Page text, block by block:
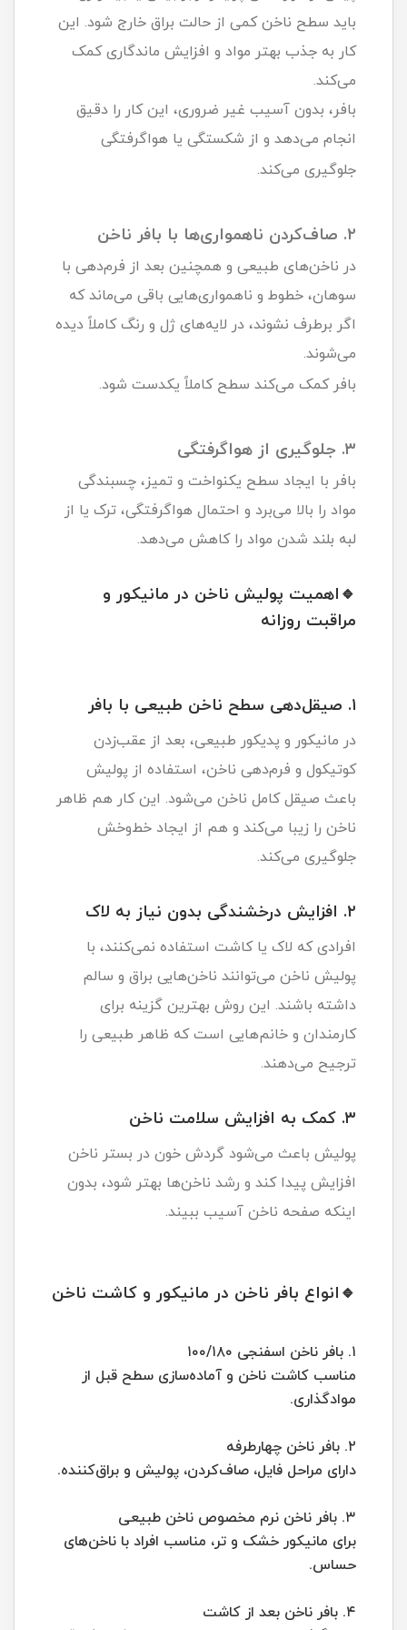
باید سطح ناخن کمی از حالت براق خارج شود. این
کار به جذب بهتر مواد و افزایش ماندگاری کمک
می‌کند.
بافر، بدون آسیب غیر ضروری، این کار را دقیق
انجام می‌دهد و از شکستگی یا هواگرفتگی
جلوگیری می‌کند.
۲. صاف‌کردن ناهمواری‌ها با بافر ناخن
در ناخن‌های طبیعی و همچنین بعد از فرم‌دهی با
سوهان، خطوط و ناهمواری‌هایی باقی می‌ماند که
اگر برطرف نشوند، در لایه‌های ژل و رنگ کاملاً دیده
می‌شوند.
بافر کمک می‌کند سطح کاملاً یکدست شود.
۳. جلوگیری از هواگرفتگی
بافر با ایجاد سطح یکنواخت و تمیز، چسبندگی
مواد را بالا می‌برد و احتمال هواگرفتگی، ترک یا از
لبه بلند شدن مواد را کاهش می‌دهد.
🔹اهمیت پولیش ناخن در مانیکور و
مراقبت روزانه
۱. صیقل‌دهی سطح ناخن طبیعی با بافر
در مانیکور و پدیکور طبیعی، بعد از عقب‌زدن
کوتیکول و فرم‌دهی ناخن، استفاده از پولیش
باعث صیقل کامل ناخن می‌شود. این کار هم ظاهر
ناخن را زیبا می‌کند و هم از ایجاد خط‌وخش
جلوگیری می‌کند.
۲. افزایش درخشندگی بدون نیاز به لاک
افرادی که لاک یا کاشت استفاده نمی‌کنند، با
پولیش ناخن می‌توانند ناخن‌هایی براق و سالم
داشته باشند. این روش بهترین گزینه برای
کارمندان و خانم‌هایی است که ظاهر طبیعی را
ترجیح می‌دهند.
۳. کمک به افزایش سلامت ناخن
پولیش باعث می‌شود گردش خون در بستر ناخن
افزایش پیدا کند و رشد ناخن‌ها بهتر شود، بدون
اینکه صفحه ناخن آسیب ببیند.
🔹انواع بافر ناخن در مانیکور و کاشت ناخن
۱. بافر ناخن اسفنجی ۱۰۰/۱۸۰
مناسب کاشت ناخن و آماده‌سازی سطح قبل از
موادگذاری.
۲. بافر ناخن چهارطرفه
دارای مراحل فایل، صاف‌کردن، پولیش و براق‌کننده.
۳. بافر ناخن نرم مخصوص ناخن طبیعی
برای مانیکور خشک و تر، مناسب افراد با ناخن‌های
حساس.
۴. بافر ناخن بعد از کاشت